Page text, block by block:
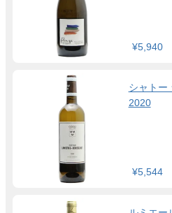
¥5,940
シャトー
2020
¥5,544